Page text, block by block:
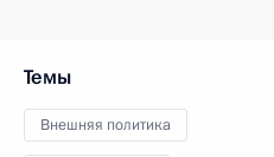
Темы
Внешняя политика